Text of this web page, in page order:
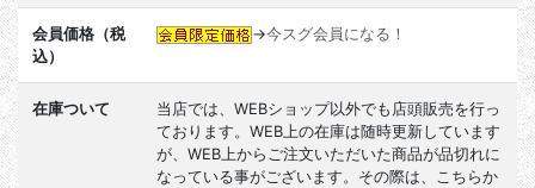
会員価格（税
込）
→今スグ会員になる！
在庫ついて
当店では、WEBショップ以外でも店頭販売を行っ
ております。WEB上の在庫は随時更新しています
が、WEB上からご注文いただいた商品が品切れに
なっている事がございます。その際は、こちらか